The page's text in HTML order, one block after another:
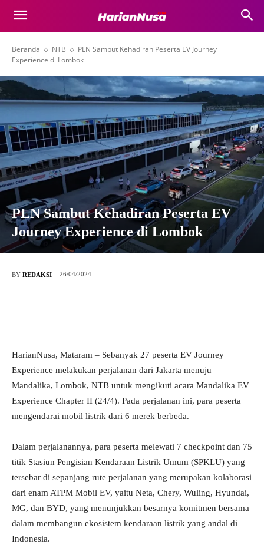
Beranda NTB
PLN Sambut Kehadiran Peserta EV Journey
Experience di Lombok
PLN Sambut Kehadiran Peserta EV
Journey Experience di Lombok
BY REDAKSI 26/04/2024
HarianNusa, Mataram – Sebanyak 27 peserta EV Journey
Experience melakukan perjalanan dari Jakarta menuju
Mandalika, Lombok, NTB untuk mengikuti acara Mandalika EV
Experience Chapter II (24/4). Pada perjalanan ini, para peserta
mengendarai mobil listrik dari 6 merek berbeda.
Dalam perjalanannya, para peserta melewati 7 checkpoint dan 75
titik Stasiun Pengisian Kendaraan Listrik Umum (SPKLU) yang
tersebar di sepanjang rute perjalanan yang merupakan kolaborasi
dari enam ATPM Mobil EV, yaitu Neta, Chery, Wuling, Hyundai,
MG, dan BYD, yang menunjukkan besarnya komitmen bersama
dalam membangun ekosistem kendaraan listrik yang andal di
Indonesia.